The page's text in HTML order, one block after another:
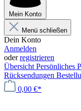
Mein Konto
Menü schließen
Dein Konto
Anmelden
oderregistrieren
Übersicht Persönliches
Rücksendungen
0,00 €*